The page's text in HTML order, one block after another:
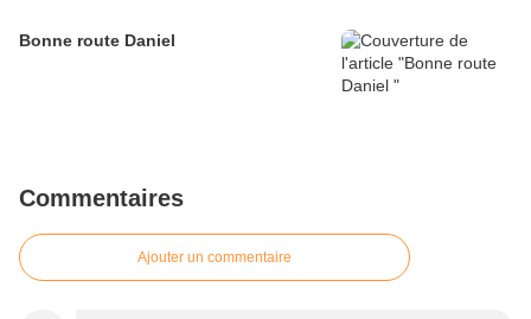
Bonne route Daniel
Commentaires
Ajouter un commentaire